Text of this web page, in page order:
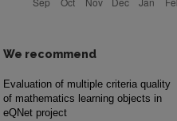
We recommend
Evaluation of multiple criteria quality
of mathematics learning objects in
eQNet project